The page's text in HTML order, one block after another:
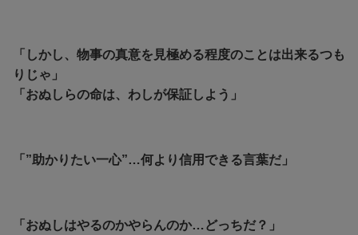
「しかし、物事の真意を見極める程度のことは出来るつも
りじゃ」
「おぬしらの命は、わしが保証しよう」
「”助かりたい一心”…何より信用できる言葉だ」
「おぬしはやるのかやらんのか…どっちだ？」